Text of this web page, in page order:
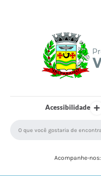
Acessibilidade
Acompanhe-nos: